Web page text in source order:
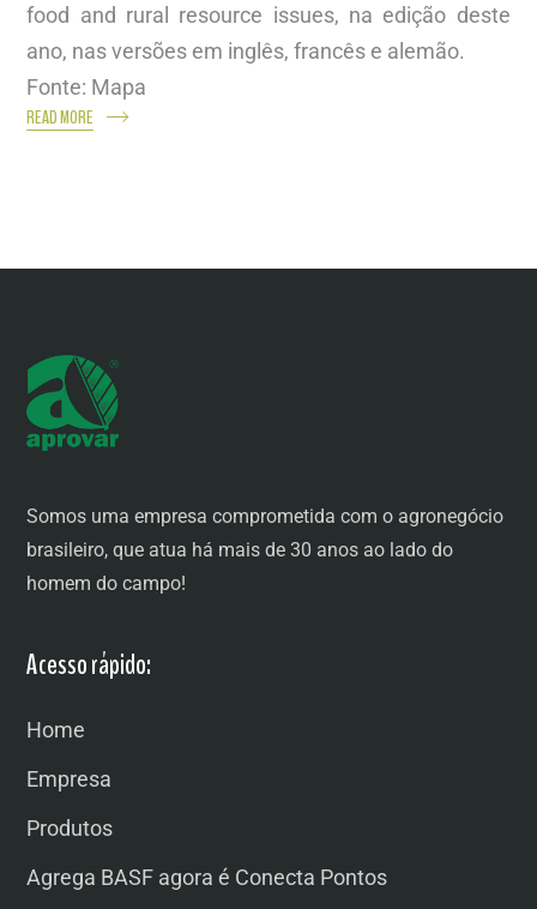
food and rural resource issues, na edição deste
ano, nas versões em inglês, francês e alemão.
Fonte: Mapa
READ MORE
Somos uma empresa comprometida com o agronegócio
brasileiro, que atua há mais de 30 anos ao lado do
homem do campo!
Acesso rápido:
Home
Empresa
Produtos
Agrega BASF agora é Conecta Pontos